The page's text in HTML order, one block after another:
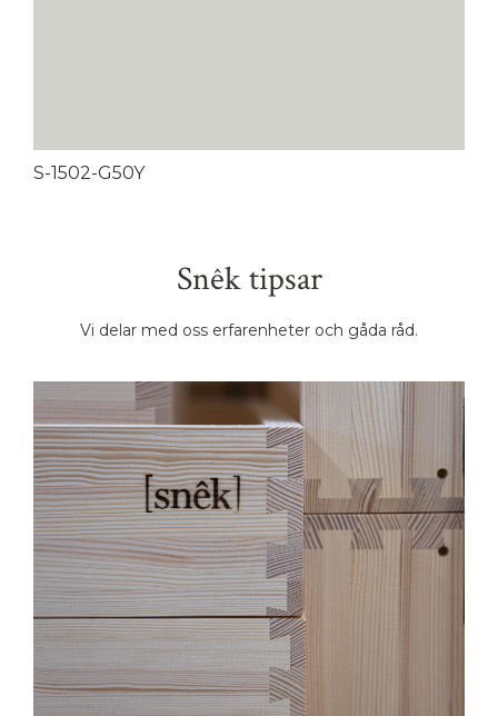
S-1502-G50Y
Snêk tipsar
Vi delar med oss erfarenheter och gåda råd.